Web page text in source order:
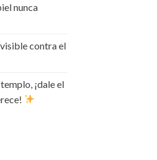
nunca
contra el
¡dale el